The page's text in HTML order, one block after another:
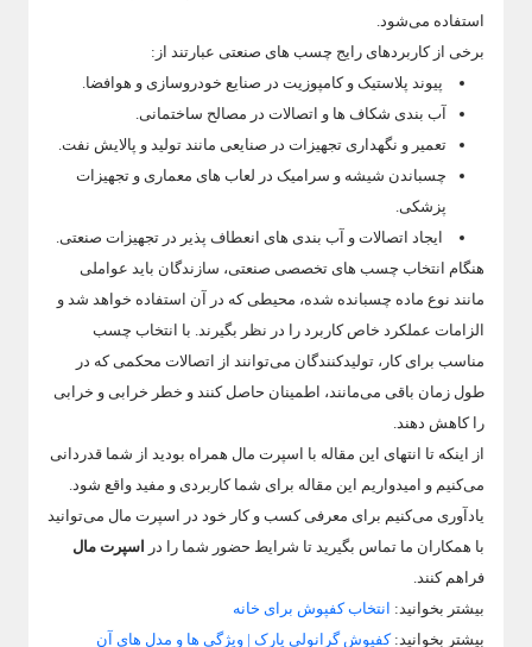
استفاده می‌شود.
برخی از کاربردهای رایج چسب های صنعتی عبارتند از:
پیوند پلاستیک و کامپوزیت در صنایع خودروسازی و هوافضا.
آب بندی شکاف ها و اتصالات در مصالح ساختمانی.
تعمیر و نگهداری تجهیزات در صنایعی مانند تولید و پالایش نفت.
چسباندن شیشه و سرامیک در لعاب های معماری و تجهیزات
پزشکی.
ایجاد اتصالات و آب بندی های انعطاف پذیر در تجهیزات صنعتی.
هنگام انتخاب چسب های تخصصی صنعتی، سازندگان باید عواملی
مانند نوع ماده چسبانده شده، محیطی که در آن استفاده خواهد شد و
الزامات عملکرد خاص کاربرد را در نظر بگیرند. با انتخاب چسب
مناسب برای کار، تولیدکنندگان می‌توانند از اتصالات محکمی که در
طول زمان باقی می‌مانند، اطمینان حاصل کنند و خطر خرابی و خرابی
را کاهش دهند.
از اینکه تا انتهای این مقاله با اسپرت مال همراه بودید از شما قدردانی
می‌کنیم و امیدواریم این مقاله برای شما کاربردی و مفید واقع شود.
یادآوری می‌کنیم برای معرفی کسب و کار خود در اسپرت مال می‌توانید
با همکاران ما تماس بگیرید تا شرایط حضور شما را در
اسپرت مال
فراهم کنند.
بیشتر بخوانید: انتخاب کفپوش برای خانه
بیشتر بخوانید:کفپوش گرانولی پارک | ویژگی ها و مدل های آن